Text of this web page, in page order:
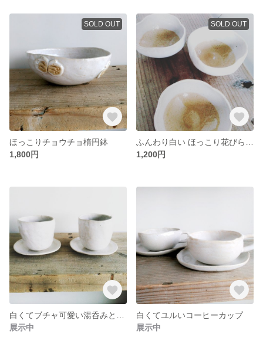
SOLD OUT
ほっこりチョウチョ楕円鉢
1,800円
SOLD OUT
1,200円
展示中
白くてユルいコーヒーカップ
展示中